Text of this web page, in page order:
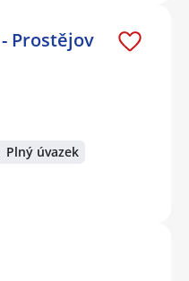
Prostějov
Plný úvazek